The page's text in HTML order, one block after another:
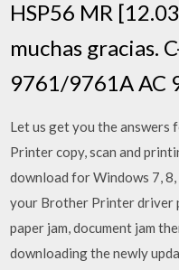
HSP56 MR
muchas gracias.
9761/9761A AC
Let us get you the
Printer copy, scan and
download for Windows 7,
your Brother Printer driver
paper jam, document jam
downloading the newly